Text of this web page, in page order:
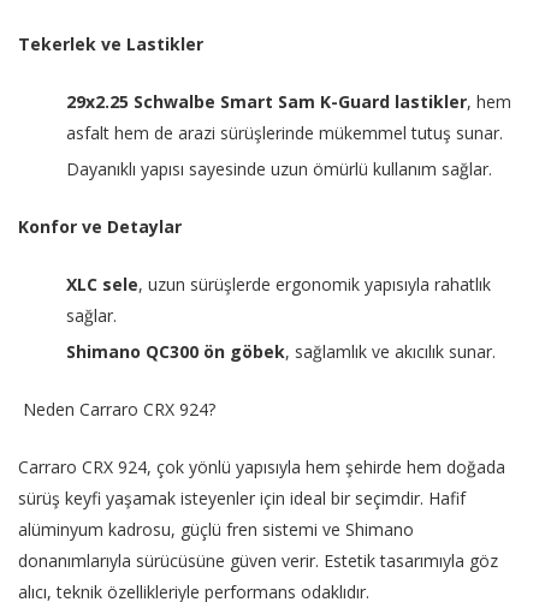
Tekerlek ve Lastikler
29x2.25 Schwalbe Smart Sam K-Guard lastikler, hem
asfalt hem de arazi sürüşlerinde mükemmel tutuş sunar.
Dayanıklı yapısı sayesinde uzun ömürlü kullanım sağlar.
Konfor ve Detaylar
XLC sele, uzun sürüşlerde ergonomik yapısıyla rahatlık
sağlar.
Shimano QC300 ön göbek, sağlamlık ve akıcılık sunar.
Neden Carraro CRX 924?
Carraro CRX 924, çok yönlü yapısıyla hem şehirde hem doğada
sürüş keyfi yaşamak isteyenler için ideal bir seçimdir. Hafif
alüminyum kadrosu, güçlü fren sistemi ve Shimano
donanımlarıyla sürücüsüne güven verir. Estetik tasarımıyla göz
alıcı, teknik özellikleriyle performans odaklıdır.